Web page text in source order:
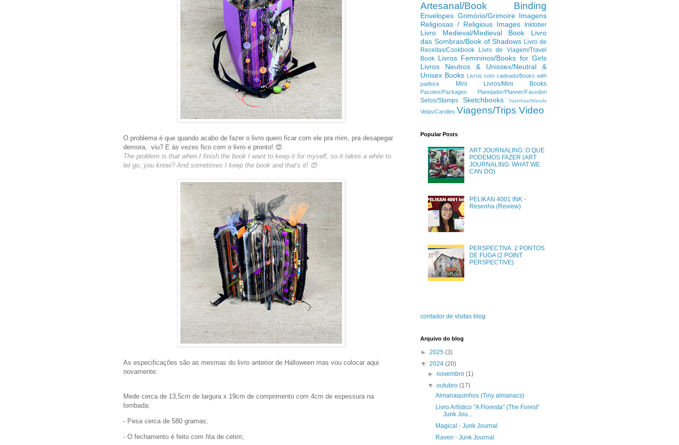
O problema é que quando acabo de fazer o livro quero ficar com ele pra mim, pra desapegar
demora, viu? E ás vezes fico com o livro e pronto! 😍
The problem is that when I finish the book I want to keep it for myself, so it takes a while to
let go, you know? And sometimes I keep the book and that's it! 😍
As especificações são as mesmas do livro anterior de Halloween mas vou colocar aqui
novamente:
Mede cerca de 13,5cm de largura x 19cm de comprimento com 4cm de espessura na
lombada;
- Pesa cerca de 580 gramas;
- O fechamento é feito com fita de cetim;
Artesanal/Book Binding
Envelopes Grimório/Grimoire Imagens
Religiosas / Religious Images
Inktober
Livro Medieval/Medieval Book
Livro
das Sombras/Book of Shadows Livro de
Receitas/Cookbook
Livro de Viagem/Travel
Book Livros Femininos/Books for Girls
Livros Neutros & Unissex/Neutral &
Unisex Books Livros com cadeado/Books with
padlock
Mini Livros/Mini Books
Pacotes/Packages Planejador/Planner/Fauxdori
Selos/Stamps Sketchbooks Varinhas/Wands
Velas/Candles Viagens/Trips Video
Popular Posts
ART JOURNALING: O QUE
PODEMOS FAZER (ART
JOURNALING: WHAT WE
CAN DO)
PELIKAN 4001 INK -
Resenha (Review)
PERSPECTIVA: 2 PONTOS
DE FUGA (2 POINT
PERSPECTIVE)
contador de visitas blog
Arquivo do blog
► 2025 (3)
▼ 2024 (20)
►novembro(1)
▼outubro(17)
Almanaquinhos (Tiny almanacs)
Livro Artístico "A Floresta" (The Forest”
Junk Jou...
Magical - Junk Journal
Raven - Junk Journal